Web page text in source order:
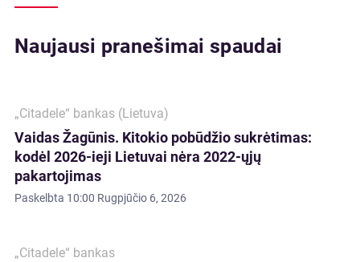
Naujausi pranešimai spaudai
„Citadele“ bankas (Lietuva)
Vaidas Žagūnis. Kitokio pobūdžio sukrėtimas:
kodėl 2026-ieji Lietuvai nėra 2022-ųjų
pakartojimas
Paskelbta 10:00 Rugpjūčio 6, 2026
„Citadele“ bankas